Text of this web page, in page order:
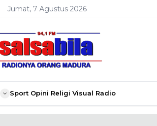
Jumat, 7 Agustus 2026
Sport Opini Religi Visual Radio